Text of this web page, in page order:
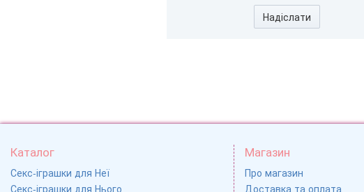
Надіслати
Каталог
Секс-іграшки для Неї
Секс-іграшки для Нього
Магазин
Про магазин
Доставка та оплата